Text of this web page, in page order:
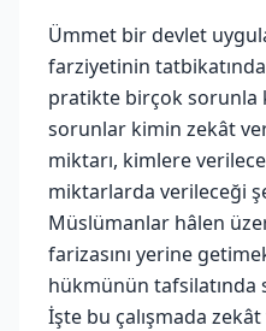
Ümmet bir devlet
farziyetinin
pratikte birçok sorunla
sorunlar kimin zekât
miktarı, kimlere
miktarlarda verileceği
Müslümanlar hâlen
farizasını yerine
hükmünün tafsilatında
İşte bu çalışmada